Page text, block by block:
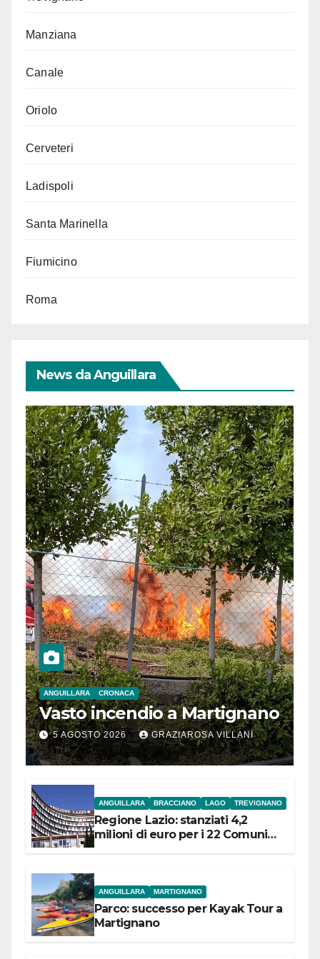
Manziana
Canale
Oriolo
Cerveteri
Ladispoli
Santa Marinella
Fiumicino
Roma
News da Anguillara
ANGUILLARA CRONACA
Vasto incendio a Martignano
5 AGOSTO 2026 GRAZIAROSA VILLANI
ANGUILLARA BRACCIANO LAGO TREVIGNANO
Regione Lazio: stanziati 4,2
milioni di euro per i 22 Comuni
ANGUILLARA MARTIGNANO
Parco: successo per Kayak Tour a
Martignano